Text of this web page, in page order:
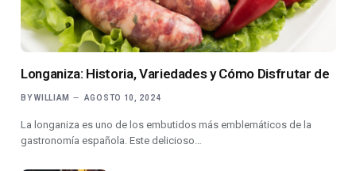
Longaniza: Historia, Variedades y Cómo Disfrutar de
BY WILLIAM AGOSTO 10, 2024
La longaniza es uno de los embutidos más emblemáticos de la
gastronomía española. Este delicioso…